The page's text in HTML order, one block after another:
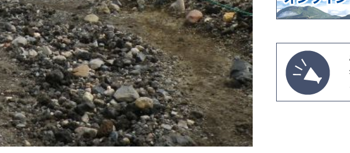
高山植物の花は・・・・・